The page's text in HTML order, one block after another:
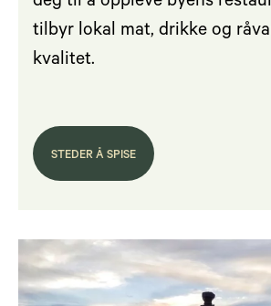
tilbyr lokal mat, drikke og
kvalitet.
STEDER Å SPISE